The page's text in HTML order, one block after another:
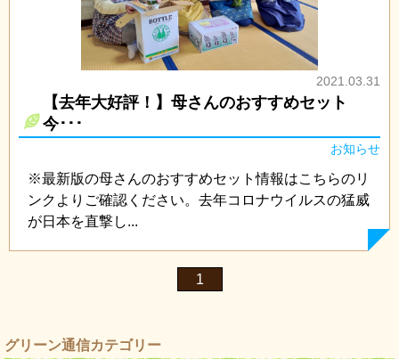
2021.03.31
【去年大好評！】母さんのおすすめセット
今･･･
お知らせ
※最新版の母さんのおすすめセット情報はこちらのリ
ンクよりご確認ください。去年コロナウイルスの猛威
が日本を直撃し...
1
グリーン通信カテゴリー